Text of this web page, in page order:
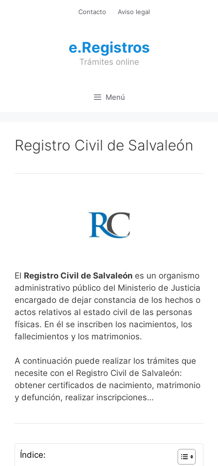
Contacto Aviso legal
e.Registros
Trámites online
Menú
Registro Civil de Salvaleón
El Registro Civil de Salvaleón es un organismo
administrativo público del Ministerio de Justicia
encargado de dejar constancia de los hechos o
actos relativos al estado civil de las personas
físicas. En él se inscriben los nacimientos, los
fallecimientos y los matrimonios.
A continuación puede realizar los trámites que
necesite con el Registro Civil de Salvaleón:
obtener certificados de nacimiento, matrimonio
y defunción, realizar inscripciones…
Índice: